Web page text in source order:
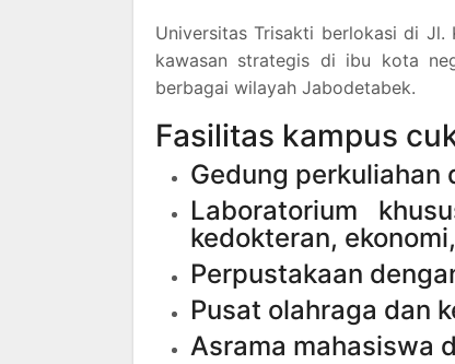
Universitas Trisakti berlokasi di Jl.
kawasan strategis di ibu kota
berbagai wilayah Jabodetabek.
Fasilitas kampus
Gedung perkuliahan
Laboratorium
kedokteran,
Perpustakaan
Pusat olahraga dan
Asrama mahasiswa